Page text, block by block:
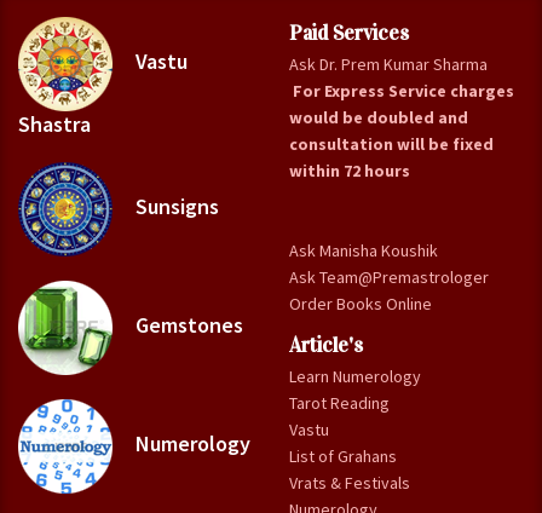
Vastu
Shastra
Sunsigns
Gemstones
Numerology
Paid Services
Ask Dr. Prem Kumar Sharma
For Express Service charges
would be doubled and
consultation will be fixed
within 72 hours
Ask Manisha Koushik
Ask Team@Premastrologer
Order Books Online
Article's
Learn Numerology
Tarot Reading
Vastu
List of Grahans
Vrats & Festivals